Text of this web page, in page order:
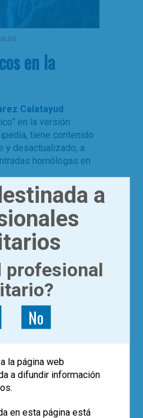
en la
Calatayud
en la versión
tiene contenido
y desactualizado, a
homólogas en
,probioticos 0
real confirman el
boulardii
la erradicación de
aumenta, pero…
Saccharomyces
745 en la prevención
SABURA)
a
profesional
No
la página web
a difundir información
en esta página está